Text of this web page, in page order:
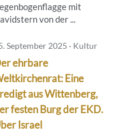
mit
von der ...
September 2025 · Kultur
ehrbare
Eine
aus Wittenberg,
festen Burg der EKD.
Israel